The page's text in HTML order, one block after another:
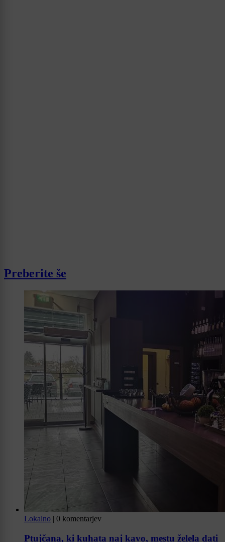
Preberite še
Lokalno | 0 komentarjev
Ptujčana, ki kuhata naj kavo, mestu želela dati